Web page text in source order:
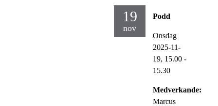
19
nov
Podd
Onsdag
2025-11-
19, 15.00 -
15.30
Medverkande:
Marcus